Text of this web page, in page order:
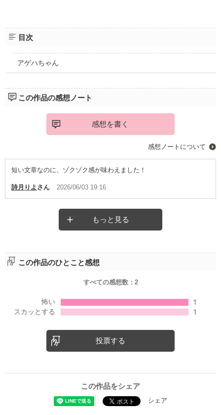
目次
アゲハちゃん
この作品の感想ノート
感想を書く
感想ノートについて
短い文章なのに、ゾクゾク感が味わえました！
詩月りよ さん 2026/06/03 19:16
もっと見る
この作品のひとこと感想
すべての感想数： 2
投票する
この作品をシェア
シェア